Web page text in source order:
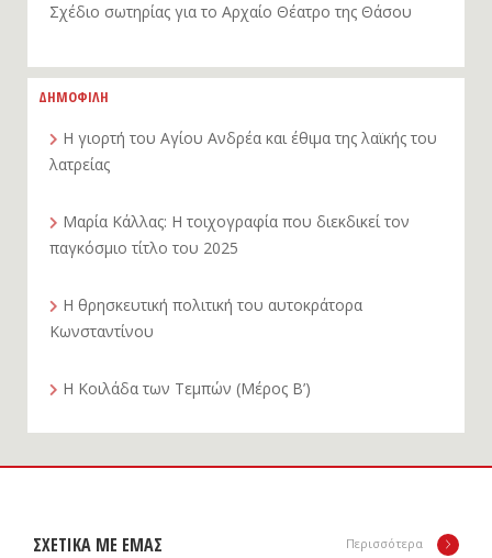
Σχέδιο σωτηρίας για το Αρχαίο Θέατρο της Θάσου
ΔΗΜΟΦΙΛΗ
Η γιορτή του Αγίου Ανδρέα και έθιμα της λαϊκής του
λατρείας
Μαρία Κάλλας: Η τοιχογραφία που διεκδικεί τον
παγκόσμιο τίτλο του 2025
Η θρησκευτική πολιτική του αυτοκράτορα
Κωνσταντίνου
Η Κοιλάδα των Τεμπών (Μέρος Β’)
ΣΧΕΤΙΚΑ ΜΕ ΕΜΑΣ Περισσότερα